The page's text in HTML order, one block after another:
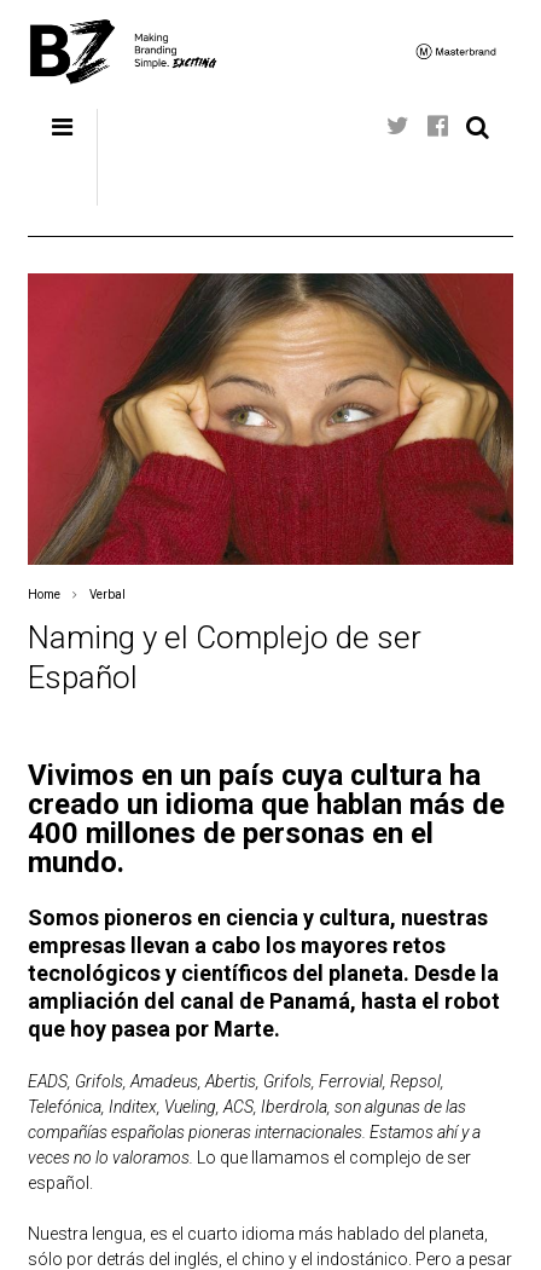
Home Verbal
Naming y el Complejo de ser
Español
Vivimos en un país cuya cultura ha
creado un idioma que hablan más de
400 millones de personas en el
mundo.
Somos pioneros en ciencia y cultura, nuestras
empresas llevan a cabo los mayores retos
tecnológicos y científicos del planeta. Desde la
ampliación del canal de Panamá, hasta el robot
que hoy pasea por Marte.
EADS, Grifols, Amadeus, Abertis, Grifols, Ferrovial, Repsol,
Telefónica, Inditex, Vueling, ACS, Iberdrola, son algunas de las
compañías españolas pioneras internacionales. Estamos ahí y a
veces no lo valoramos.
Lo que llamamos el complejo de ser
español.
Nuestra lengua, es el cuarto idioma más hablado del planeta,
sólo por detrás del inglés, el chino y el indostánico. Pero a pesar